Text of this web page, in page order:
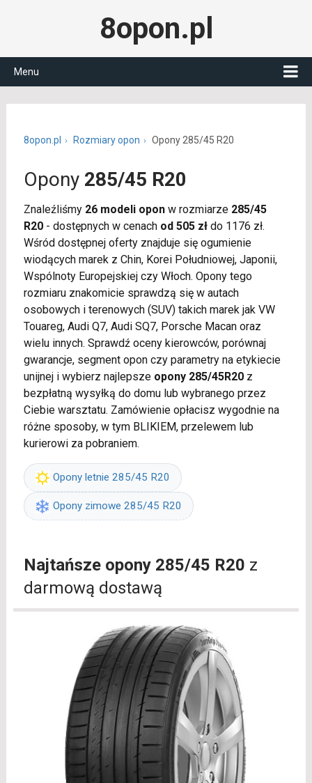
8opon.pl
Menu
8opon.pl Rozmiary opon Opony 285/45 R20
Opony 285/45 R20
Znaleźliśmy 26 modeli oponw rozmiarze 285/45
R20- dostępnych w cenach od 505 złdo 1176 zł.
Wśród dostępnej oferty znajduje się ogumienie
wiodących marek z Chin, Korei Południowej, Japonii,
Wspólnoty Europejskiej czy Włoch. Opony tego
rozmiaru znakomicie sprawdzą się w autach
osobowych i terenowych (SUV) takich marek jak VW
Touareg, Audi Q7, Audi SQ7, Porsche Macan oraz
wielu innych. Sprawdź oceny kierowców, porównaj
gwarancje, segment opon czy parametry na etykiecie
unijnej i wybierz najlepsze opony 285/45R20z
bezpłatną wysyłką do domu lub wybranego przez
Ciebie warsztatu. Zamówienie opłacisz wygodnie na
różne sposoby, w tym BLIKIEM, przelewem lub
kurierowi za pobraniem.
Opony letnie 285/45 R20
Opony zimowe 285/45 R20
Najtańsze opony 285/45 R20 z
darmową dostawą